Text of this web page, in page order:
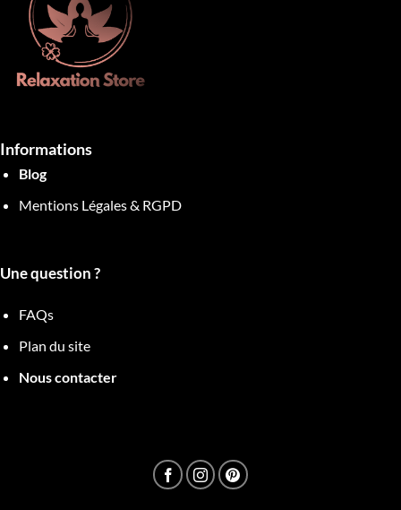
Informations
Blog
Mentions Légales & RGPD
Une question ?
FAQs
Plan du site
Nous contacter